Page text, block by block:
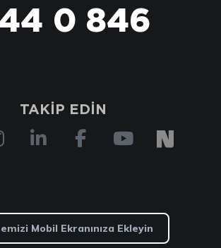
0 846
TAKİP EDİN
Mobil Ekranınıza Ekleyin